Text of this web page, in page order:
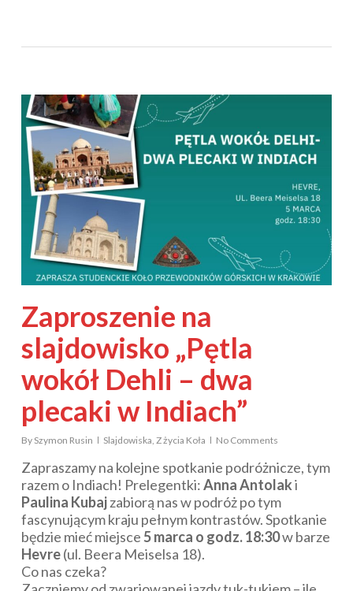
Zaproszenie na
slajdowisko „Pętla
wokół Dehli – dwa
plecaki w Indiach”
By Szymon Rusin Slajdowiska Z życia Koła No Comments
Zapraszamy na kolejne spotkanie podróżnicze, tym
razem o Indiach! Prelegentki:Anna Antolaki
Paulina Kubajzabiorą nas w podróż po tym
fascynującym kraju pełnym kontrastów. Spotkanie
będzie mieć miejsce5 marca o godz. 18:30w barze
Hevre(ul. Beera Meiselsa 18).
Co nas czeka?